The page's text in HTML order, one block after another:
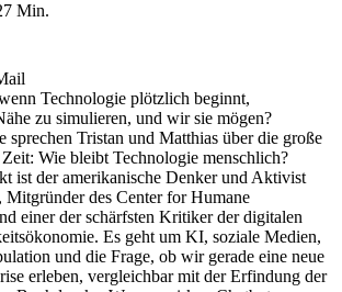
Min.
Technologie plötzlich beginnt,
zu simulieren, und wir sie mögen?
sprechen Tristan und Matthias über die große
Zeit: Wie bleibt Technologie menschlich?
ist der amerikanische Denker und Aktivist
Mitgründer des Center for Humane
einer der schärfsten Kritiker der digitalen
Es geht um KI, soziale Medien,
und die Frage, ob wir gerade eine neue
erleben, vergleichbar mit der Erfindung der